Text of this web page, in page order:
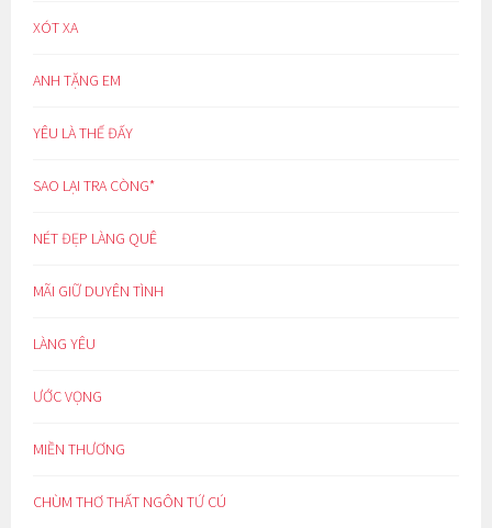
XÓT XA
ANH TẶNG EM
YÊU LÀ THẾ ĐẤY
SAO LẠI TRA CÒNG*
NÉT ĐẸP LÀNG QUÊ
MÃI GIỮ DUYÊN TÌNH
LÀNG YÊU
ƯỚC VỌNG
MIỀN THƯƠNG
CHÙM THƠ THẤT NGÔN TỨ CÚ